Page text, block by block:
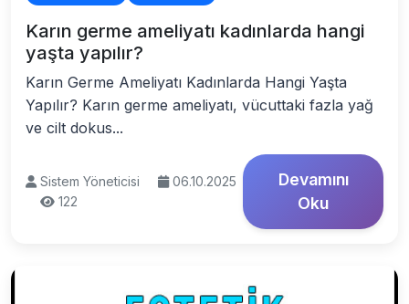
Karın germe ameliyatı kadınlarda hangi
yaşta yapılır?
Karın Germe Ameliyatı Kadınlarda Hangi Yaşta
Yapılır? Karın germe ameliyatı, vücuttaki fazla yağ
ve cilt dokus...
Sistem Yöneticisi
06.10.2025
122
Devamını
Oku